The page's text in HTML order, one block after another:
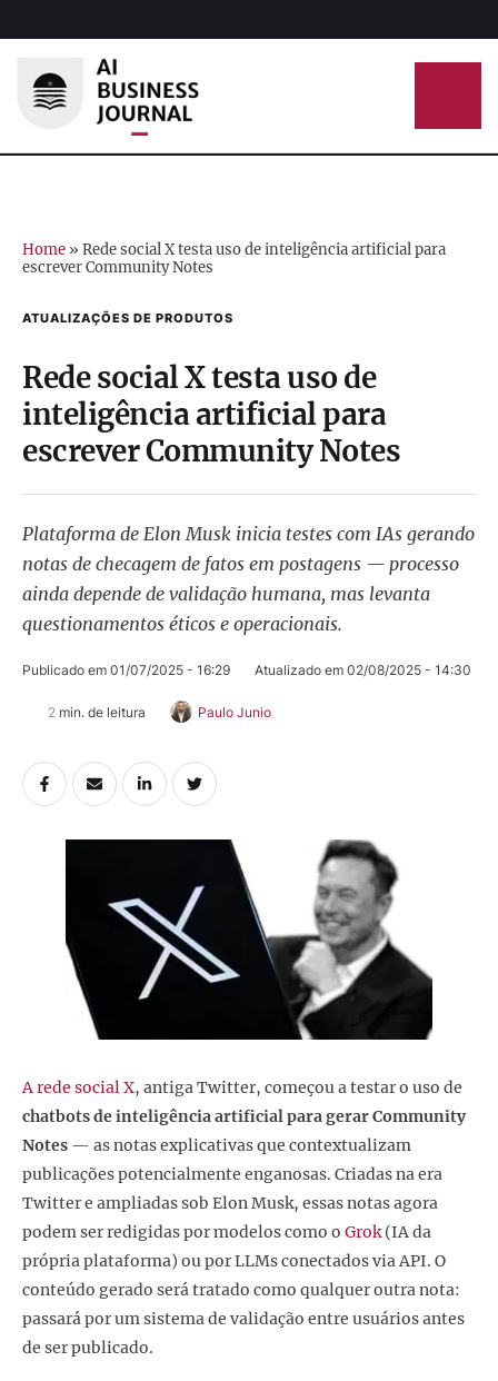
Home » Rede social X testa uso de inteligência artificial para
escrever Community Notes
ATUALIZAÇÕES DE PRODUTOS
Rede social X testa uso de
inteligência artificial para
escrever Community Notes
Plataforma de Elon Musk inicia testes com IAs gerando
notas de checagem de fatos em postagens — processo
ainda depende de validação humana, mas levanta
questionamentos éticos e operacionais.
Publicado em 01/07/2025 - 16:29 Atualizado em 02/08/2025 - 14:30
2 min. de leitura Paulo Junio
A rede social X, antiga Twitter, começou a testar o uso de
chatbots de inteligência artificial para gerar Community
Notes — as notas explicativas que contextualizam
publicações potencialmente enganosas. Criadas na era
Twitter e ampliadas sob Elon Musk, essas notas agora
podem ser redigidas por modelos como o Grok(IA da
própria plataforma) ou por LLMs conectados via API. O
conteúdo gerado será tratado como qualquer outra nota:
passará por um sistema de validação entre usuários antes
de ser publicado.